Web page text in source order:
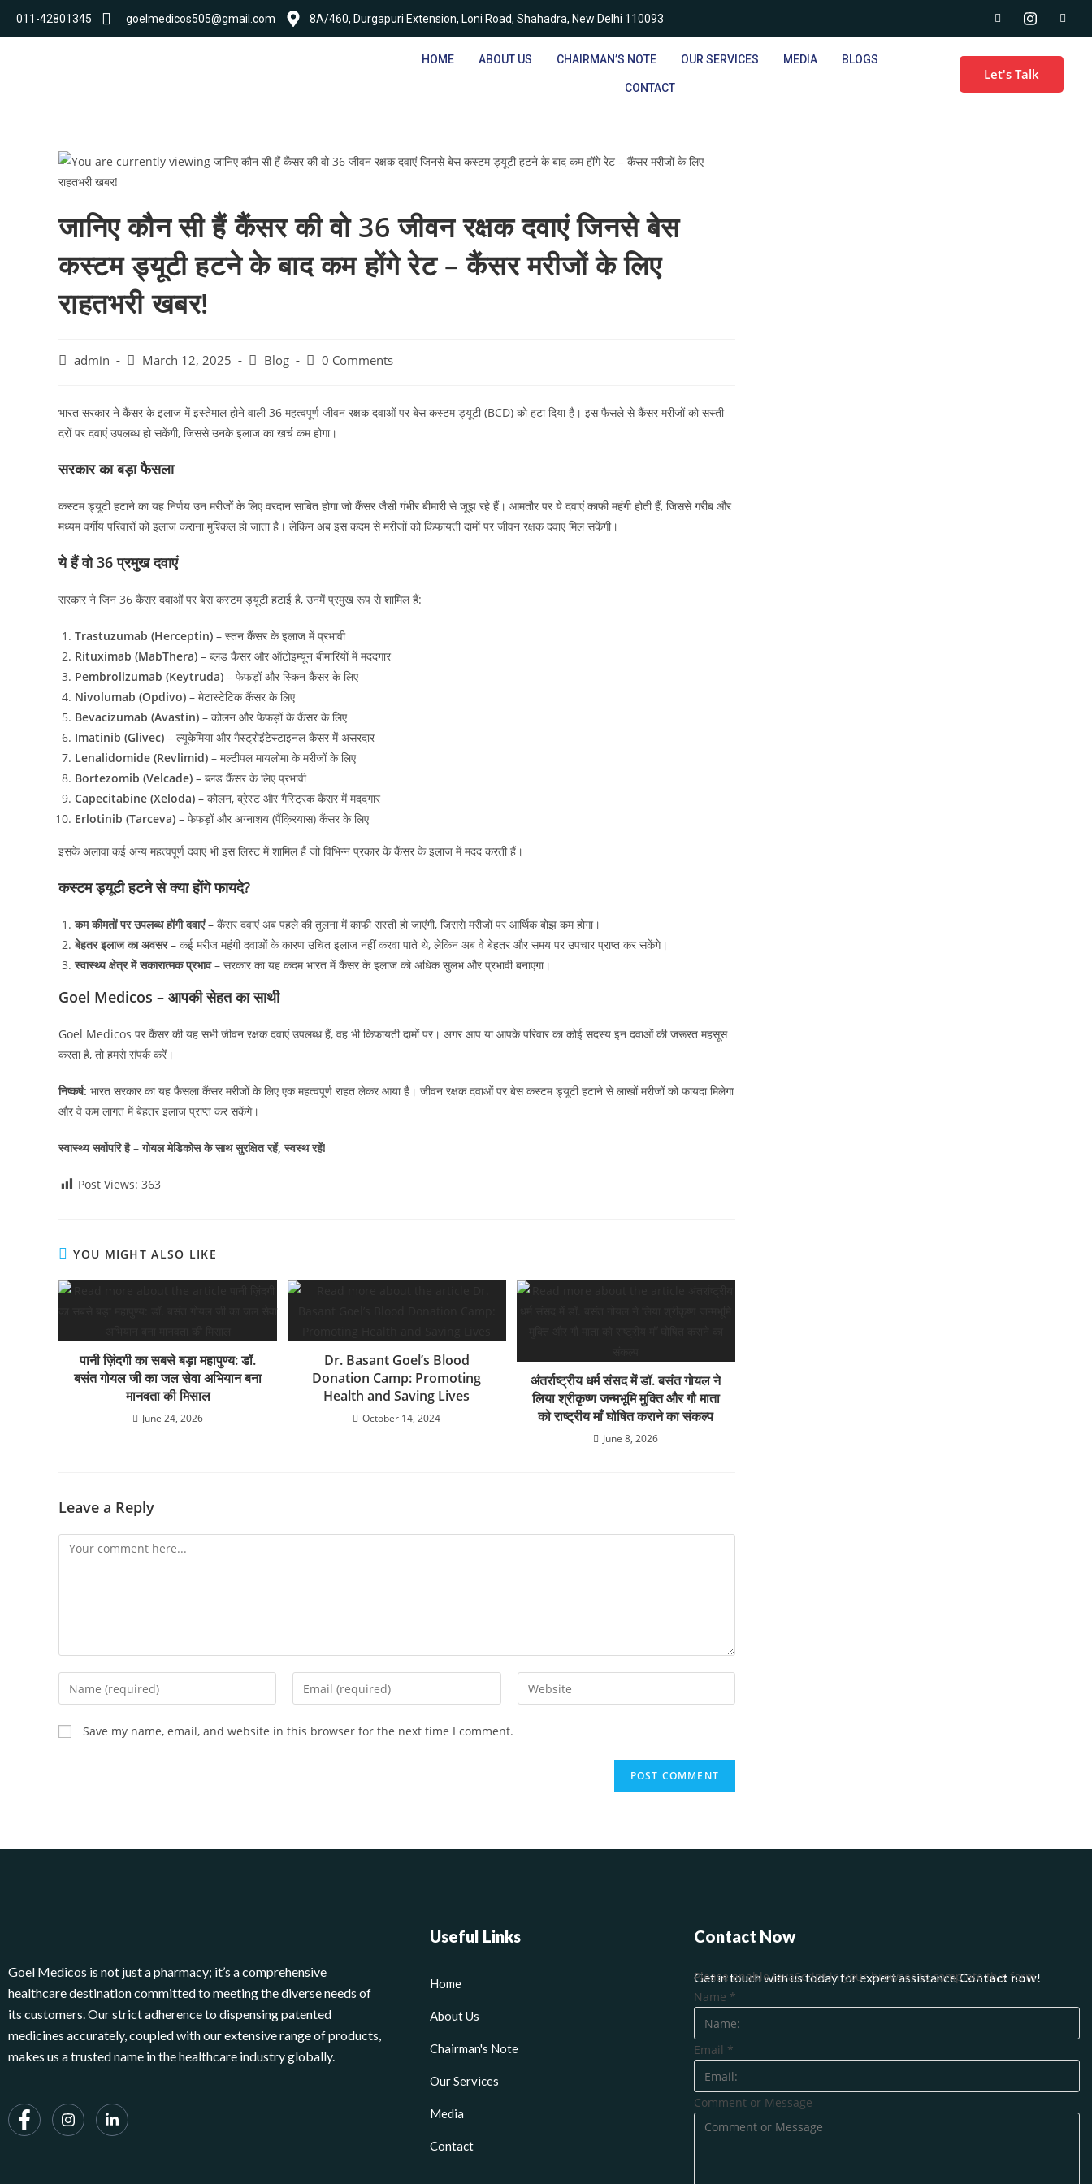
011-42801345 goelmedicos505@gmail.com 8A/460, Durgapuri Extension, Loni Road, Shahadra, New Delhi 110093
HOME ABOUT US CHAIRMAN’S NOTE OUR SERVICES MEDIA BLOGS
CONTACT
Let's Talk
जानिए कौन सी हैं कैंसर की वो 36 जीवन रक्षक दवाएं जिनसे बेस
कस्टम ड्यूटी हटने के बाद कम होंगे रेट – कैंसर मरीजों के लिए
राहतभरी खबर!
admin March 12, 2025 Blog 0 Comments
भारत सरकार ने कैंसर के इलाज में इस्तेमाल होने वाली 36 महत्वपूर्ण जीवन रक्षक दवाओं पर बेस कस्टम ड्यूटी (BCD) को हटा दिया है। इस फैसले से कैंसर मरीजों को सस्ती
दरों पर दवाएं उपलब्ध हो सकेंगी, जिससे उनके इलाज का खर्च कम होगा।
सरकार का बड़ा फैसला
कस्टम ड्यूटी हटाने का यह निर्णय उन मरीजों के लिए वरदान साबित होगा जो कैंसर जैसी गंभीर बीमारी से जूझ रहे हैं। आमतौर पर ये दवाएं काफी महंगी होती हैं, जिससे गरीब और
मध्यम वर्गीय परिवारों को इलाज कराना मुश्किल हो जाता है। लेकिन अब इस कदम से मरीजों को किफायती दामों पर जीवन रक्षक दवाएं मिल सकेंगी।
ये हैं वो 36 प्रमुख दवाएं
सरकार ने जिन 36 कैंसर दवाओं पर बेस कस्टम ड्यूटी हटाई है, उनमें प्रमुख रूप से शामिल हैं:
Trastuzumab (Herceptin) – स्तन कैंसर के इलाज में प्रभावी
Rituximab (MabThera) – ब्लड कैंसर और ऑटोइम्यून बीमारियों में मददगार
Pembrolizumab (Keytruda) – फेफड़ों और स्किन कैंसर के लिए
Nivolumab (Opdivo) – मेटास्टेटिक कैंसर के लिए
Bevacizumab (Avastin) – कोलन और फेफड़ों के कैंसर के लिए
Imatinib (Glivec) – ल्यूकेमिया और गैस्ट्रोइंटेस्टाइनल कैंसर में असरदार
Lenalidomide (Revlimid) – मल्टीपल मायलोमा के मरीजों के लिए
Bortezomib (Velcade) – ब्लड कैंसर के लिए प्रभावी
Capecitabine (Xeloda) – कोलन, ब्रेस्ट और गैस्ट्रिक कैंसर में मददगार
Erlotinib (Tarceva) – फेफड़ों और अग्नाशय (पैंक्रियास) कैंसर के लिए
इसके अलावा कई अन्य महत्वपूर्ण दवाएं भी इस लिस्ट में शामिल हैं जो विभिन्न प्रकार के कैंसर के इलाज में मदद करती हैं।
कस्टम ड्यूटी हटने से क्या होंगे फायदे?
कम कीमतों पर उपलब्ध होंगी दवाएं– कैंसर दवाएं अब पहले की तुलना में काफी सस्ती हो जाएंगी, जिससे मरीजों पर आर्थिक बोझ कम होगा।
बेहतर इलाज का अवसर– कई मरीज महंगी दवाओं के कारण उचित इलाज नहीं करवा पाते थे, लेकिन अब वे बेहतर और समय पर उपचार प्राप्त कर सकेंगे।
स्वास्थ्य क्षेत्र में सकारात्मक प्रभाव– सरकार का यह कदम भारत में कैंसर के इलाज को अधिक सुलभ और प्रभावी बनाएगा।
Goel Medicos – आपकी सेहत का साथी
Goel Medicos पर कैंसर की यह सभी जीवन रक्षक दवाएं उपलब्ध हैं, वह भी किफायती दामों पर। अगर आप या आपके परिवार का कोई सदस्य इन दवाओं की जरूरत महसूस
करता है, तो हमसे संपर्क करें।
निष्कर्ष: भारत सरकार का यह फैसला कैंसर मरीजों के लिए एक महत्वपूर्ण राहत लेकर आया है। जीवन रक्षक दवाओं पर बेस कस्टम ड्यूटी हटाने से लाखों मरीजों को फायदा मिलेगा
और वे कम लागत में बेहतर इलाज प्राप्त कर सकेंगे।
स्वास्थ्य सर्वोपरि है – गोयल मेडिकोस के साथ सुरक्षित रहें, स्वस्थ रहें!
Post Views: 363
YOU MIGHT ALSO LIKE
पानी ज़िंदगी का सबसे बड़ा महापुण्य: डॉ.
बसंत गोयल जी का जल सेवा अभियान बना
मानवता की मिसाल
June 24, 2026
Dr. Basant Goel’s Blood
Donation Camp: Promoting
Health and Saving Lives
October 14, 2024
अंतर्राष्ट्रीय धर्म संसद में डॉ. बसंत गोयल ने
लिया श्रीकृष्ण जन्मभूमि मुक्ति और गौ माता
को राष्ट्रीय माँ घोषित कराने का संकल्प
June 8, 2026
Leave a Reply
Save my name, email, and website in this browser for the next time I comment.
Goel Medicos is not just a pharmacy; it’s a comprehensive
healthcare destination committed to meeting the diverse needs of
its customers. Our strict adherence to dispensing patented
medicines accurately, coupled with our extensive range of products,
makes us a trusted name in the healthcare industry globally.
Useful Links
Home
About Us
Chairman's Note
Our Services
Media
Contact
Contact Now
Get in touch with us today for expert assistanceContact now!
Please enable JavaScript in your browser to complete this form.
o
M
e
s
a
Name *
Email *
Comment or Message